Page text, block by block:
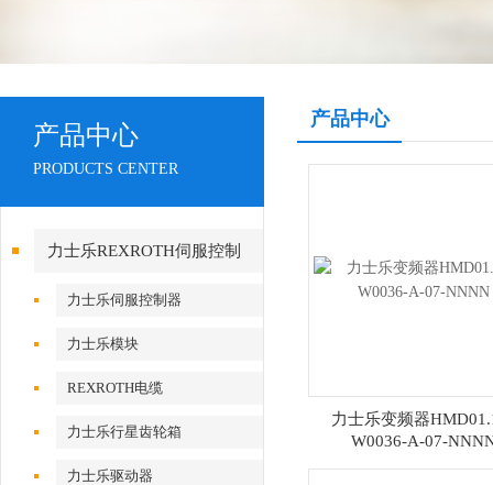
产品中心
PRODUCTS CENTER
力士乐REXROTH伺服控制
力士乐伺服控制器
力士乐模块
REXROTH电缆
力士乐行星齿轮箱
力士乐驱动器
产品中心
力士乐变频器
W0036-A-07-